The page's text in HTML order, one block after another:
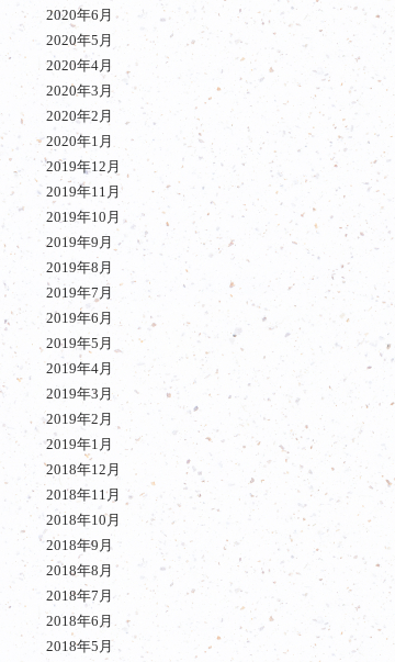
2020年6月
2020年5月
2020年4月
2020年3月
2020年2月
2020年1月
2019年12月
2019年11月
2019年10月
2019年9月
2019年8月
2019年7月
2019年6月
2019年5月
2019年4月
2019年3月
2019年2月
2019年1月
2018年12月
2018年11月
2018年10月
2018年9月
2018年8月
2018年7月
2018年6月
2018年5月